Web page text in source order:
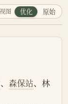
视图 优化 原始
、 森保站、林